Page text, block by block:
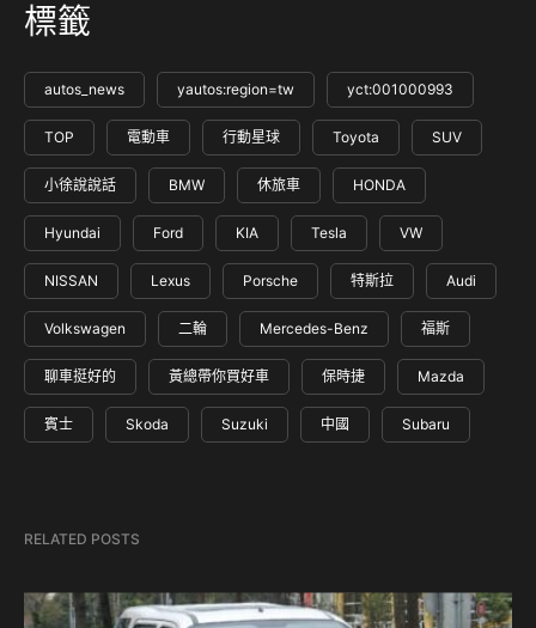
標籤
autos_news yautos:region=tw yct:001000993
TOP 電動車 行動星球 Toyota SUV
小徐說說話 BMW 休旅車 HONDA
Hyundai Ford KIA Tesla VW
NISSAN Lexus Porsche 特斯拉 Audi
Volkswagen 二輪 Mercedes-Benz 福斯
聊車挺好的 黃總帶你買好車 保時捷 Mazda
賓士 Skoda Suzuki 中國 Subaru
RELATED POSTS